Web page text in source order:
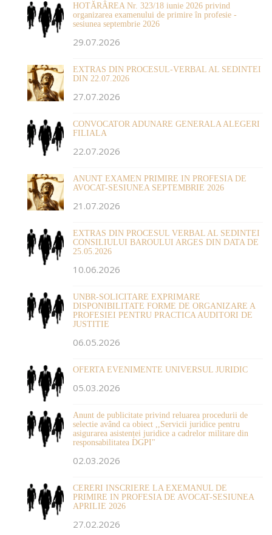
HOTĂRÂREA Nr. 323/18 iunie 2026 privind
organizarea examenului de primire în profesie -
sesiunea septembrie 2026
29.07.2026
EXTRAS DIN PROCESUL-VERBAL AL SEDINTEI
DIN 22.07.2026
27.07.2026
CONVOCATOR ADUNARE GENERALA ALEGERI
FILIALA
22.07.2026
ANUNT EXAMEN PRIMIRE IN PROFESIA DE
AVOCAT-SESIUNEA SEPTEMBRIE 2026
21.07.2026
EXTRAS DIN PROCESUL VERBAL AL SEDINTEI
CONSILIULUI BAROULUI ARGES DIN DATA DE
25.05.2026
10.06.2026
UNBR-SOLICITARE EXPRIMARE
DISPONIBILITATE FORME DE ORGANIZARE A
PROFESIEI PENTRU PRACTICA AUDITORI DE
JUSTITIE
06.05.2026
OFERTA EVENIMENTE UNIVERSUL JURIDIC
05.03.2026
Anunt de publicitate privind reluarea procedurii de
selectie având ca obiect ,,Servicii juridice pentru
asigurarea asistenței juridice a cadrelor militare din
responsabilitatea DGPI"
02.03.2026
CERERI INSCRIERE LA EXEMANUL DE
PRIMIRE IN PROFESIA DE AVOCAT-SESIUNEA
APRILIE 2026
27.02.2026